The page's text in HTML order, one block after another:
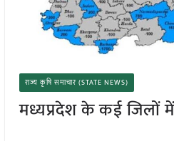
राज्य कृषि समाचार (STATE NEWS)
मध्यप्रदेश के कई जिलों में